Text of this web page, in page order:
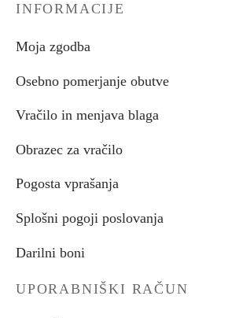
INFORMACIJE
Moja zgodba
Osebno pomerjanje obutve
Vračilo in menjava blaga
Obrazec za vračilo
Pogosta vprašanja
Splošni pogoji poslovanja
Darilni boni
UPORABNIŠKI RAČUN